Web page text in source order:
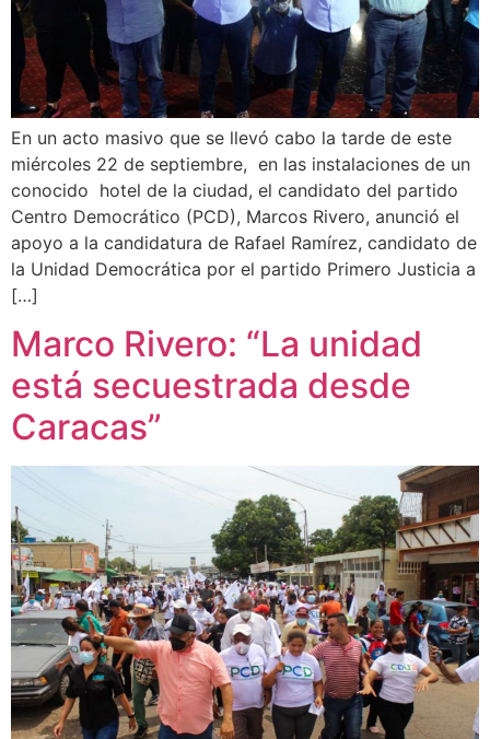
En un acto masivo que se llevó cabo la tarde de este
miércoles 22 de septiembre, en las instalaciones de un
conocido hotel de la ciudad, el candidato del partido
Centro Democrático (PCD), Marcos Rivero, anunció el
apoyo a la candidatura de Rafael Ramírez, candidato de
la Unidad Democrática por el partido Primero Justicia a
[…]
Marco Rivero: “La unidad
está secuestrada desde
Caracas”